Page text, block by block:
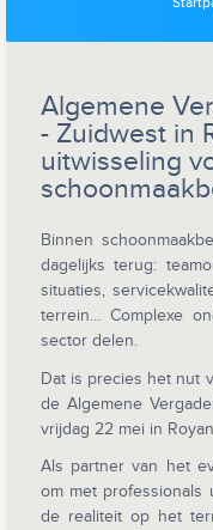
Algemene
- Zuidwest in
uitwisseling
Binnen
dagelijks terug:
situaties,
terrein… Complexe
sector delen.
Dat is precies het nut
de Algemene
vrijdag 22 mei in
Als partner van het
om met
de realiteit op het